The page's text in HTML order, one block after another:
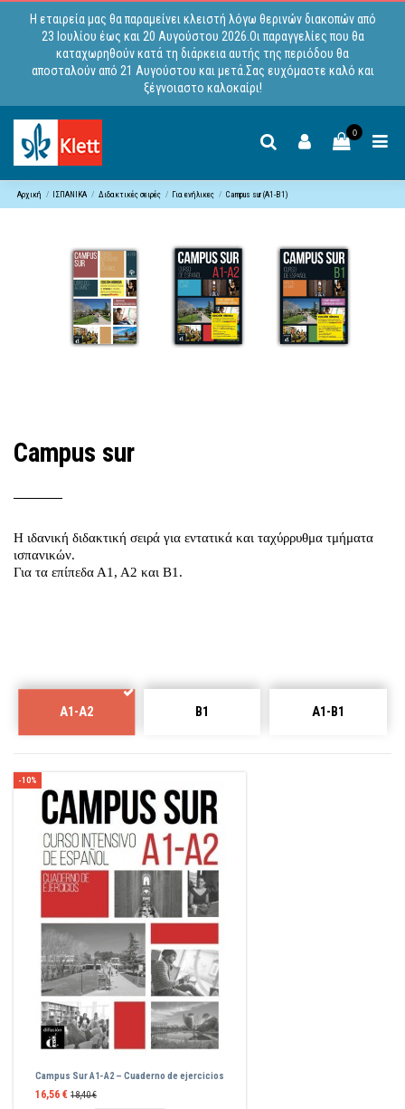
Η εταιρεία μας θα παραμείνει κλειστή λόγω θερινών διακοπών από
23 Ιουλίου έως και 20 Αυγούστου 2026.Οι παραγγελίες που θα
καταχωρηθούν κατά τη διάρκεια αυτής της περιόδου θα
αποσταλούν από 21 Αυγούστου και μετά.Σας ευχόμαστε καλό και
ξέγνοιαστο καλοκαίρι!
0
Αρχική ΙΣΠΑΝΙΚΑ Διδακτικές σειρές Για ενήλικες Campus sur (A1-B1)
Campus sur
Η ιδανική διδακτική σειρά για εντατικά και ταχύρρυθμα τμήματα
ισπανικών.
Για τα επίπεδα Α1, Α2 και Β1.
A1-A2 B1 A1-B1
-10%
Campus Sur A1-A2 – Cuaderno de ejercicios
16,56 € 18,40 €